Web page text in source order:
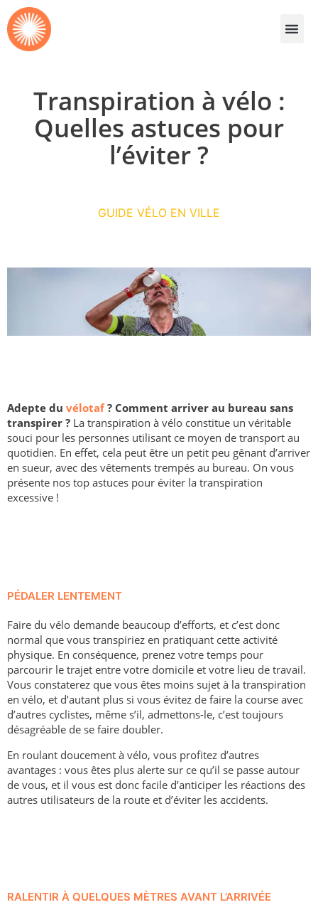
Transpiration à vélo :
Quelles astuces pour
l’éviter ?
GUIDE VÉLO EN VILLE
Adepte du vélotaf? Comment arriver au bureau sans
transpirer ? La transpiration à vélo constitue un véritable
souci pour les personnes utilisant ce moyen de transport au
quotidien. En effet, cela peut être un petit peu gênant d’arriver
en sueur, avec des vêtements trempés au bureau. On vous
présente nos top astuces pour éviter la transpiration
excessive !
PÉDALER LENTEMENT
Faire du vélo demande beaucoup d’efforts, et c’est donc
normal que vous transpiriez en pratiquant cette activité
physique. En conséquence, prenez votre temps pour
parcourir le trajet entre votre domicile et votre lieu de travail.
Vous constaterez que vous êtes moins sujet à la transpiration
en vélo, et d’autant plus si vous évitez de faire la course avec
d’autres cyclistes, même s’il, admettons-le, c’est toujours
désagréable de se faire doubler.
En roulant doucement à vélo, vous profitez d’autres
avantages : vous êtes plus alerte sur ce qu’il se passe autour
de vous, et il vous est donc facile d’anticiper les réactions des
autres utilisateurs de la route et d’éviter les accidents.
RALENTIR À QUELQUES MÈTRES AVANT L’ARRIVÉE